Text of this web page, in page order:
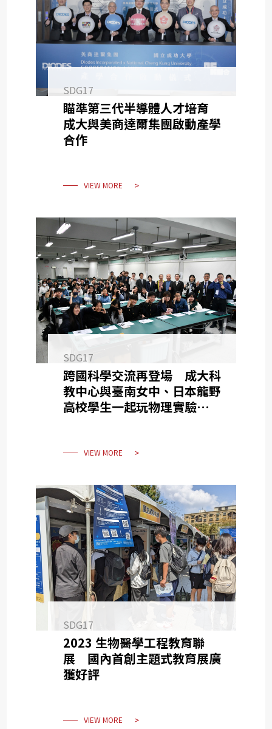
SDG17
瞄準第三代半導體人才培育
成大與美商達爾集團啟動產學
合作
VIEW MORE
SDG17
跨國科學交流再登場 成大科
教中心與臺南女中、日本龍野
高校學生一起玩物理實驗體驗
VIEW MORE
SDG17
2023 生物醫學工程教育聯
展 國內首創主題式教育展廣
獲好評
VIEW MORE